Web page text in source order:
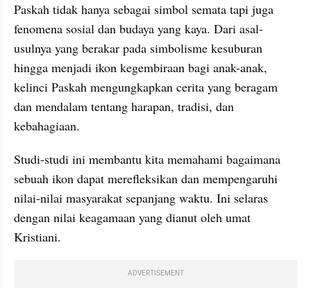
Paskah tidak hanya sebagai simbol semata tapi juga
fenomena sosial dan budaya yang kaya. Dari asal-
usulnya yang berakar pada simbolisme kesuburan
hingga menjadi ikon kegembiraan bagi anak-anak,
kelinci Paskah mengungkapkan cerita yang beragam
dan mendalam tentang harapan, tradisi, dan
kebahagiaan.
Studi-studi ini membantu kita memahami bagaimana
sebuah ikon dapat merefleksikan dan mempengaruhi
nilai-nilai masyarakat sepanjang waktu. Ini selaras
dengan nilai keagamaan yang dianut oleh umat
Kristiani.
ADVERTISEMENT